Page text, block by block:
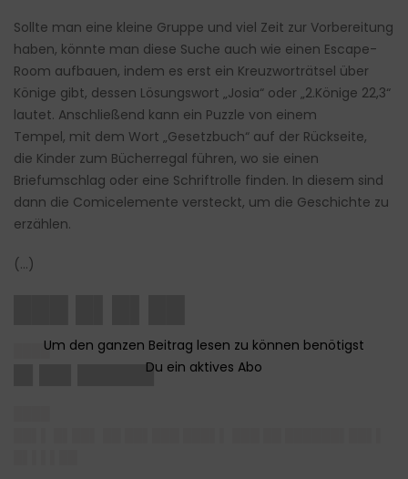
Sollte man eine kleine Gruppe und viel Zeit zur Vorbereitung
haben, könnte man diese Suche auch wie einen Escape-
Room aufbauen, indem es erst ein Kreuzworträtsel über
Könige gibt, dessen Lösungswort „Josia“ oder „2.Könige 22,3“
lautet. Anschließend kann ein Puzzle von einem
Tempel, mit dem Wort „Gesetzbuch“ auf der Rückseite,
die Kinder zum Bücherregal führen, wo sie einen
Briefumschlag oder eine Schriftrolle finden. In diesem sind
dann die Comicelemente versteckt, um die Geschichte zu
erzählen.
(…)
████
█▌██▌██████